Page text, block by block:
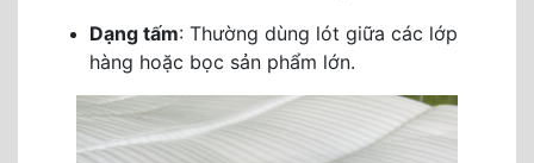
Dạng tấm: Thường dùng lót giữa các lớp
hàng hoặc bọc sản phẩm lớn.